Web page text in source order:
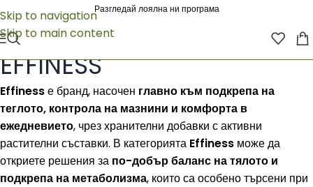
Skip to navigation
Skip to main content
Разгледай лоялна ни програма
Начало/EFFINESS
EFFINESS
Effinessе бранд, насочен главно към подкрепа на
теглото, контрола на мазнини и комфорта в
ежедневието, чрез хранителни добавки с активни
растителни съставки. В категорията Effiness може да
откриете решения за по-добър баланс на тялото и
подкрепа на метаболизма, които са особено търсени при